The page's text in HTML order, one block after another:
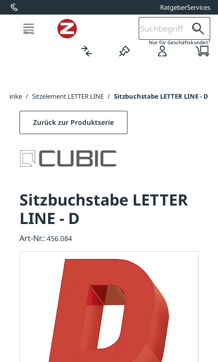
springen RatgeberServices
Nur für Geschäftskunden1
/ Sitzelement LETTER LINE / Sitzbuchstabe LETTER LINE - D
Zurück zur Produktserie
Sitzbuchstabe LETTER
LINE - D
Art-Nr.: 456.084